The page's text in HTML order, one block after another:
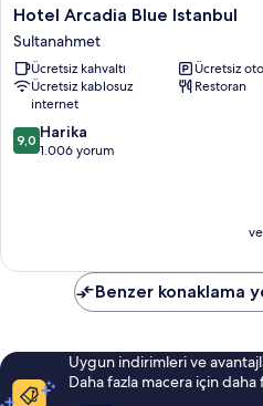
Hotel
Arcadia
Blue
Istanbul
Sultanahmet
Hotel Arcadia Blue Istanbul
Sultanahmet
Ücretsiz kahvaltı
Ücretsiz
Ücretsiz kablosuz
internet
Restoran
10
üzerinden
9,0 Harika
1.006 yorum
Benzer konaklama
Uygun indirimleri ve
Daha fazla macera için daha